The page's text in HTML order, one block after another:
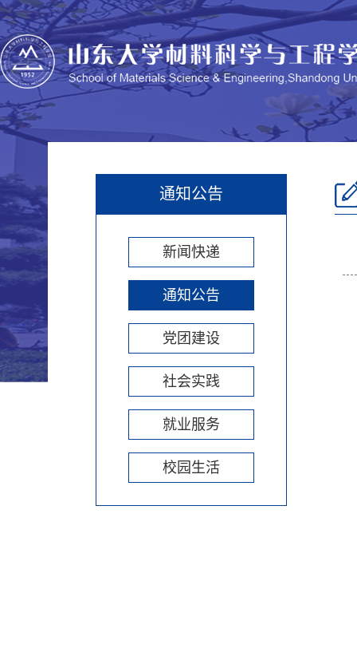
通知公告
新闻快递
通知公告
党团建设
社会实践
就业服务
校园生活